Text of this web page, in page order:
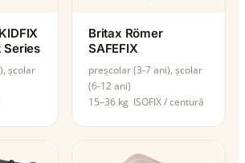
Series
școlar
Britax Römer
SAFEFIX
preșcolar (3-7 ani), școlar
(6-12 ani)
15–36 kg ISOFIX / centură